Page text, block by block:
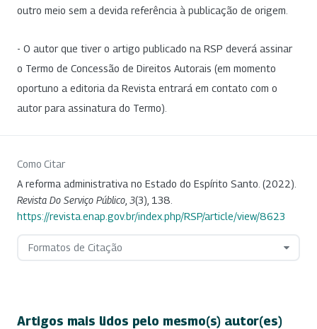
outro meio sem a devida referência à publicação de origem.
- O autor que tiver o artigo publicado na RSP deverá assinar
o Termo de Concessão de Direitos Autorais (em momento
oportuno a editoria da Revista entrará em contato com o
autor para assinatura do Termo).
Como Citar
A reforma administrativa no Estado do Espírito Santo. (2022).
Revista Do Serviço Público 3(3), 138.
https://revista.enap.gov.br/index.php/RSP/article/view/8623
Formatos de Citação
Artigos mais lidos pelo mesmo(s) autor(es)